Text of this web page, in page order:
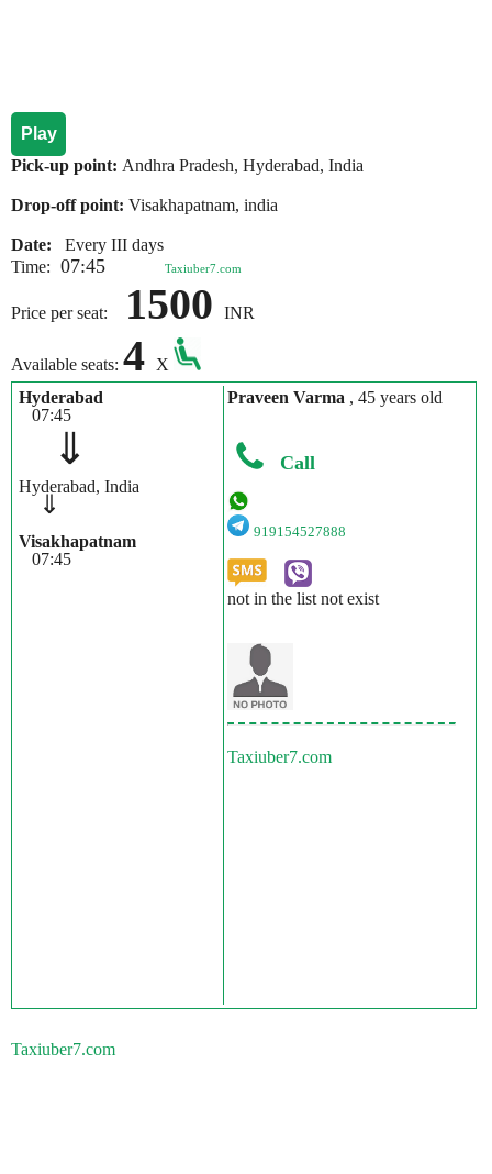
Play
Pick-up point: Andhra Pradesh, Hyderabad, India
Drop-off point: Visakhapatnam, india
Date:
Every III days
Time: 07:45 Taxiuber7.com
Price per seat: 1500 INR
Available seats: 4
X
Hyderabad
07:45
⇓
Hyderabad, India
⇓
Visakhapatnam
07:45
Praveen Varma , 45 years old
Call
919154527888
not in the list not exist
Taxiuber7.com
Taxiuber7.com